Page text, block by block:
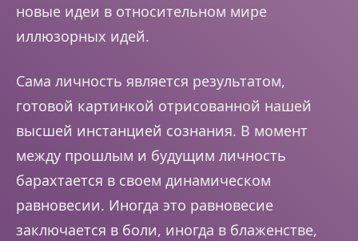
новые идеи в относительном мире
иллюзорных идей.
Сама личность является результатом,
готовой картинкой отрисованной нашей
высшей инстанцией сознания. В момент
между прошлым и будущим личность
барахтается в своем динамическом
равновесии. Иногда это равновесие
заключается в боли, иногда в блаженстве,